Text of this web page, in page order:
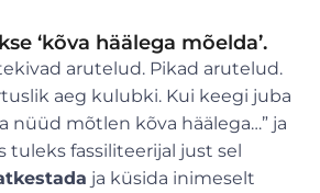
‘kõva häälega mõelda’.
arutelud. Pikad arutelud.
aeg kulubki. Kui keegi juba
nüüd mõtlen kõva häälega…” ja
tuleks fassiliteerijal just sel
ja küsida inimeselt